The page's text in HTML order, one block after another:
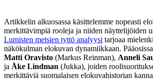
Artikkelin alkuosassa käsittelemme nopeasti
merkittävimpiä rooleja ja niiden näyttelijöiden
Lumisten metsien tyttö analyysi tarjoaa
näkökulman elokuvan dynamiikkaan.
Matti Oravisto (Markus Reinman), Anneli
ja Åke Lindman (Jukka), joiden
merkittäviä suomalaisen elokuvahistorian